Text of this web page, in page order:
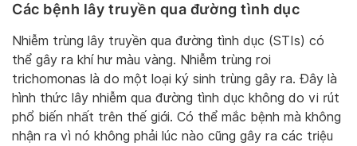
Các bệnh lây truyền qua đường tình dục
Nhiễm trùng lây truyền qua đường tình dục (STIs) có
thể gây ra khí hư màu vàng. Nhiễm trùng roi
trichomonas là do một loại ký sinh trùng gây ra. Đây là
hình thức lây nhiễm qua đường tình dục không do vi rút
phổ biến nhất trên thế giới. Có thể mắc bệnh mà không
nhận ra vì nó không phải lúc nào cũng gây ra các triệu